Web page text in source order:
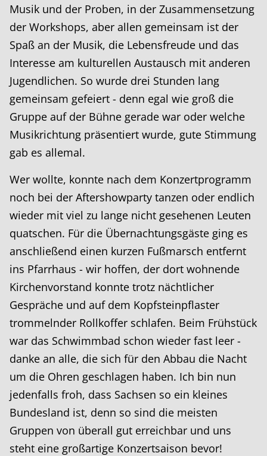
Musik und der Proben, in der Zusammensetzung
der Workshops, aber allen gemeinsam ist der
Spaß an der Musik, die Lebensfreude und das
Interesse am kulturellen Austausch mit anderen
Jugendlichen. So wurde drei Stunden lang
gemeinsam gefeiert - denn egal wie groß die
Gruppe auf der Bühne gerade war oder welche
Musikrichtung präsentiert wurde, gute Stimmung
gab es allemal.
Wer wollte, konnte nach dem Konzertprogramm
noch bei der Aftershowparty tanzen oder endlich
wieder mit viel zu lange nicht gesehenen Leuten
quatschen. Für die Übernachtungsgäste ging es
anschließend einen kurzen Fußmarsch entfernt
ins Pfarrhaus - wir hoffen, der dort wohnende
Kirchenvorstand konnte trotz nächtlicher
Gespräche und auf dem Kopfsteinpflaster
trommelnder Rollkoffer schlafen. Beim Frühstück
war das Schwimmbad schon wieder fast leer -
danke an alle, die sich für den Abbau die Nacht
um die Ohren geschlagen haben. Ich bin nun
jedenfalls froh, dass Sachsen so ein kleines
Bundesland ist, denn so sind die meisten
Gruppen von überall gut erreichbar und uns
steht eine großartige Konzertsaison bevor!